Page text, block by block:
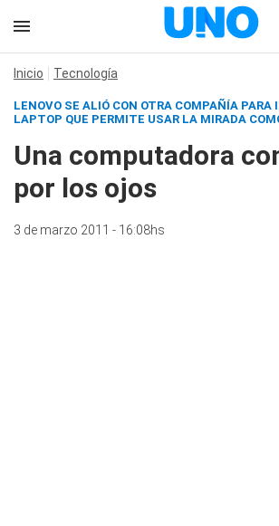
Inicio Tecnología
LENOVO SE ALIÓ CON OTRA COMPAÑÍA PARA
LAPTOP QUE PERMITE USAR LA MIRADA
Una computadora
por los ojos
3 de marzo 2011 - 16:08hs